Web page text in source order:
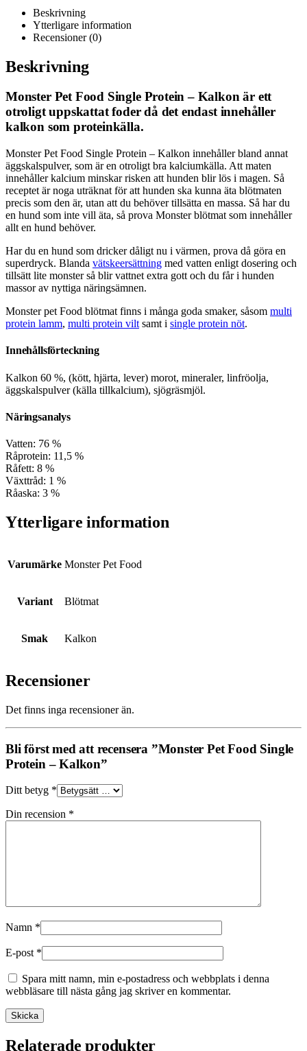
Beskrivning
Ytterligare information
Recensioner (0)
Beskrivning
Monster Pet Food Single Protein – Kalkon är ett
otroligt uppskattat foder då det endast innehåller
kalkon som proteinkälla.
Monster Pet Food Single Protein – Kalkon innehåller bland annat
äggskalspulver, som är en otroligt bra kalciumkälla. Att maten
innehåller kalcium minskar risken att hunden blir lös i magen. Så
receptet är noga uträknat för att hunden ska kunna äta blötmaten
precis som den är, utan att du behöver tillsätta en massa. Så har du
en hund som inte vill äta, så prova Monster blötmat som innehåller
allt en hund behöver.
Har du en hund som dricker dåligt nu i värmen, prova då göra en
superdryck. Blanda vätskeersättning med vatten enligt dosering och
tillsätt lite monster så blir vattnet extra gott och du får i hunden
massor av nyttiga näringsämnen.
Monster pet Food blötmat finns i många goda smaker, såsom multi
protein lamm, multi protein vilt samt i single protein nöt.
Innehållsförteckning
Kalkon 60 %, (kött, hjärta, lever) morot, mineraler, linfröolja,
äggskalspulver (källa tillkalcium), sjögräsmjöl.
Näringsanalys
Vatten: 76 %
Råprotein: 11,5 %
Råfett: 8 %
Växttråd: 1 %
Råaska: 3 %
Ytterligare information
Varumärke Monster Pet Food
Variant Blötmat
Smak Kalkon
Recensioner
Det finns inga recensioner än.
Bli först med att recensera ”Monster Pet Food Single
Protein – Kalkon”
Ditt betyg *
Din recension *
Namn *
E-post *
Spara mitt namn, min e-postadress och webbplats i denna
webbläsare till nästa gång jag skriver en kommentar.
Relaterade produkter